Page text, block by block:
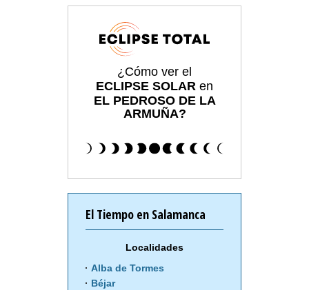
¿Cómo ver el
ECLIPSE SOLAR en
EL PEDROSO DE LA
ARMUÑA?
El Tiempo en Salamanca
Localidades
Alba de Tormes
Béjar